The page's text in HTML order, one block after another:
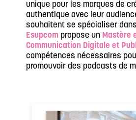
unique pour les marques de
authentique avec leur
souhaitent se spécialiser
Esupcom propose un Mastère
Communication Digitale et
compétences nécessaires
promouvoir des podcasts de